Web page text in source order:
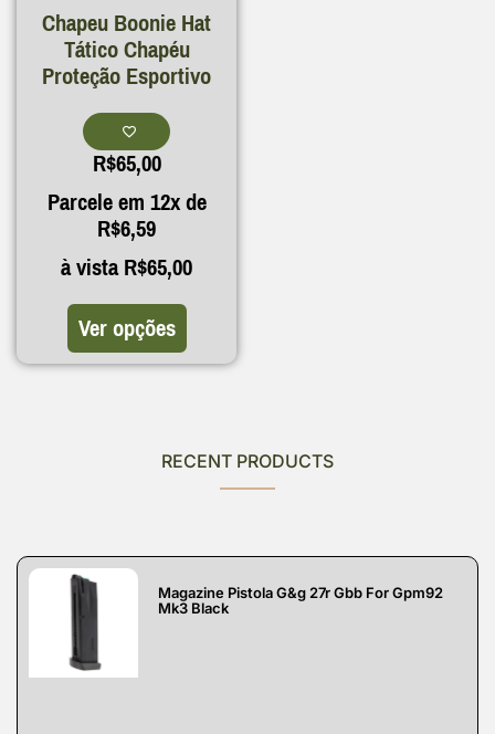
Chapeu Boonie Hat
Tático Chapéu
Proteção Esportivo
R$65,00
Parcele em 12x de
R$6,59
à vistaR$65,00
Ver opções
RECENT PRODUCTS
Magazine Pistola G&g 27r Gbb For Gpm92
Mk3 Black